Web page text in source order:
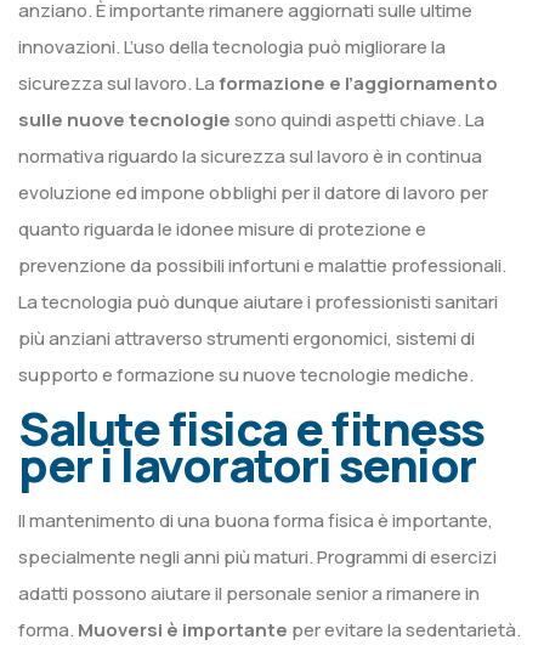
anziano. È importante rimanere aggiornati sulle ultime
innovazioni. L’uso della tecnologia può migliorare la
sicurezza sul lavoro. Laformazione e l’aggiornamento
sulle nuove tecnologiesono quindi aspetti chiave. La
normativa riguardo la sicurezza sul lavoro è in continua
evoluzione ed impone obblighi per il datore di lavoro per
quanto riguarda le idonee misure di protezione e
prevenzione da possibili infortuni e malattie professionali.
La tecnologia può dunque aiutare i professionisti sanitari
più anziani attraverso strumenti ergonomici, sistemi di
supporto e formazione su nuove tecnologie mediche.
Salute fisica e fitness
per i lavoratori senior
Il mantenimento di una buona forma fisica è importante,
specialmente negli anni più maturi. Programmi di esercizi
adatti possono aiutare il personale senior a rimanere in
forma. Muoversi è importante per evitare la sedentarietà.